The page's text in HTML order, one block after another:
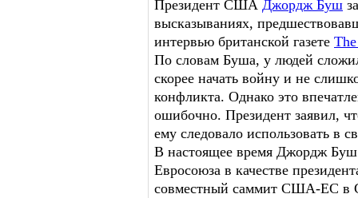
Президент США Джордж Буш
высказываниях,
интервью британской газете
По словам Буша, у людей
скорее начать войну и не
конфликта. Однако это
ошибочно. Президент заявил,
ему следовало использовать в
В настоящее время Джордж Буш
Евросоюза в качестве
совместный саммит США-ЕС в